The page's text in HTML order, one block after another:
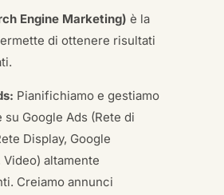
Engine Marketing) è la
di ottenere risultati
Pianifichiamo e gestiamo
su Google Ads (Rete di
Display, Google
Video) altamente
Creiamo annunci